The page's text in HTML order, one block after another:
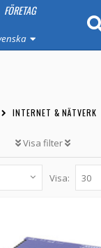
FÖRETAG
INTERNET & NÄTVERK
Visa filter
Visa:
SFP-PS-A -Advantech B+B